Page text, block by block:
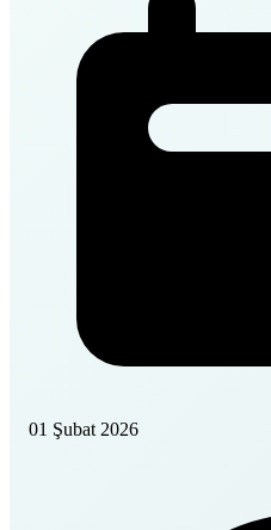
01 Şubat 2026